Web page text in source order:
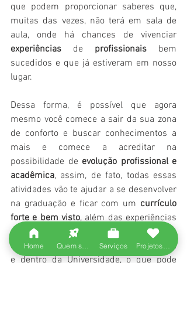
que podem proporcionar saberes que,
muitas das vezes, não terá em sala de
experiências de profissionais bem
sucedidos e que já estiveram em nosso
lugar.
Dessa forma, é possível que agora
mesmo você comece a sair da sua zona
de conforto e buscar conhecimentos a
mais e comece a acreditar na
possibilidade de evolução profissional e
acadêmica, assim, de fato, todas essas
atividades vão te ajudar a se desenvolver
na graduação e ficar com um currículo
forte e bem visto, além das experiências
e capacidade que você poderá
desenvolver e contatos que irá criar fora
e dentro da Universidade, o que pode
Home Serviços